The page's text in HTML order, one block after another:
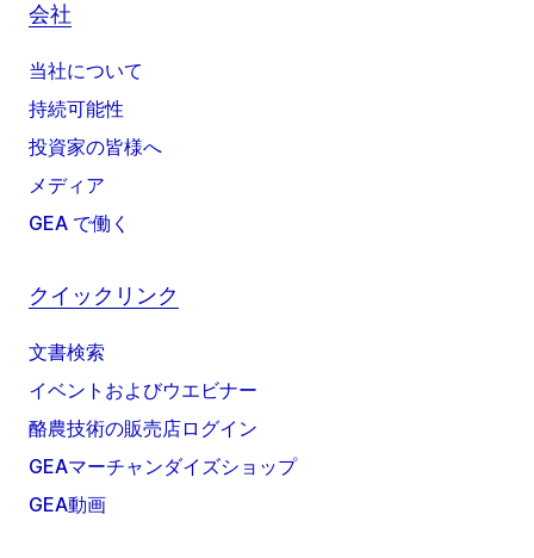
会社
当社について
持続可能性
投資家の皆様へ
メディア
GEA で働く
クイックリンク
文書検索
イベントおよびウエビナー
酪農技術の販売店ログイン
GEAマーチャンダイズショップ
GEA動画